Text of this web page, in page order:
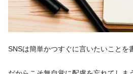
SNSは簡単かつすぐに言いたいことを